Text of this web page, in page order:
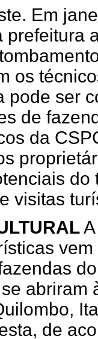
Em
prefeitura
os
pode ser
de
da
do
visitas
abriram
de